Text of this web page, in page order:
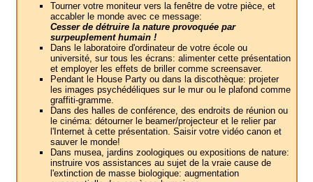
Tourner votre moniteur vers la fenêtre de votre pièce, et
accabler le monde avec ce message:
Cesser de détruire la nature provoquée par
surpeuplement humain !
Dans le laboratoire d'ordinateur de votre école ou
université, sur tous les écrans: alimenter cette présentation
et employer les effets de briller comme screensaver.
Pendant le House Party ou dans la discothèque: projeter
les images psychédéliques sur le mur ou le plafond comme
graffiti-gramme.
Dans des halles de conférence, des endroits de réunion ou
le cinéma: détourner le beamer/projecteur et le relier par
l'Internet à cette présentation. Saisir votre vidéo canon et
sauver le monde!
Dans musea, jardins zoologiques ou expositions de nature:
instruire vos assistances au sujet de la vraie cause de
l'extinction de masse biologique: augmentation